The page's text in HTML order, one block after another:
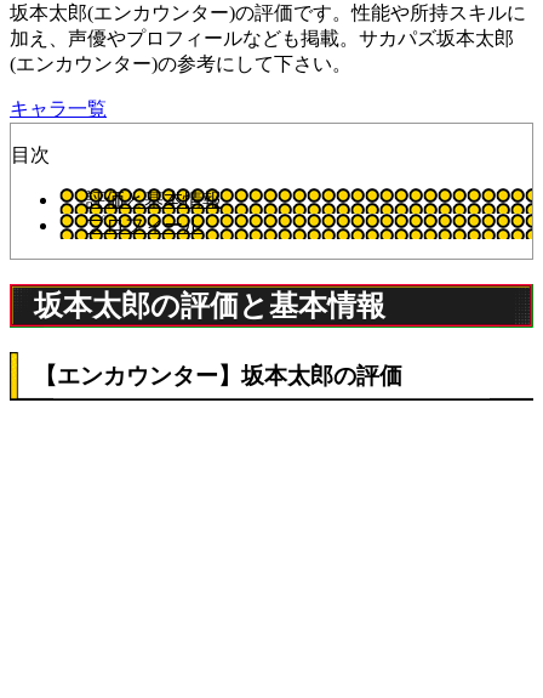
坂本太郎(エンカウンター)の評価です。性能や所持スキルに
加え、声優やプロフィールなども掲載。サカパズ坂本太郎
(エンカウンター)の参考にして下さい。
キャラ一覧
目次
評価と基本情報
プロフィール
坂本太郎の評価と基本情報
【エンカウンター】坂本太郎の評価